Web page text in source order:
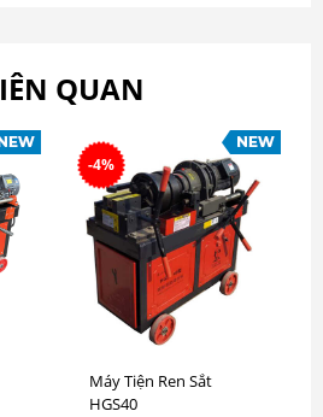
QUAN
-4%
Máy Tiện Ren Sắt
HGS40